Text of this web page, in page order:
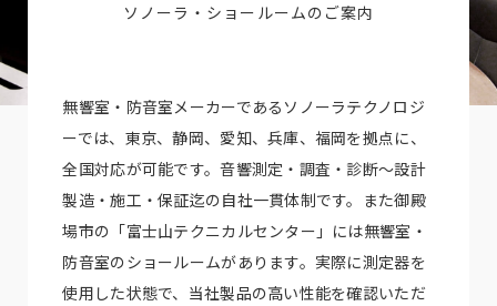
ソノーラ・ショールームのご案内
無響室・防音室メーカーであるソノーラテクノロジ
ーでは、東京、静岡、愛知、兵庫、福岡を拠点に、
全国対応が可能です。音響測定・調査・診断～設計
製造・施工・保証迄の自社一貫体制です。また御殿
場市の「富士山テクニカルセンター」には無響室・
防音室のショールームがあります。実際に測定器を
使用した状態で、当社製品の高い性能を確認いただ